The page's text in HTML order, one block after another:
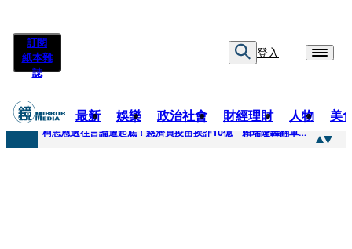
訂閱
紙本雜
誌
登入
最新 娛樂 政治社會 財經理財 人物 美
快訊
柯志恩過往言論遭起底！慈濟買疫苗挨詐10億 賴瑞隆轟翻車：應為當年錯誤道歉